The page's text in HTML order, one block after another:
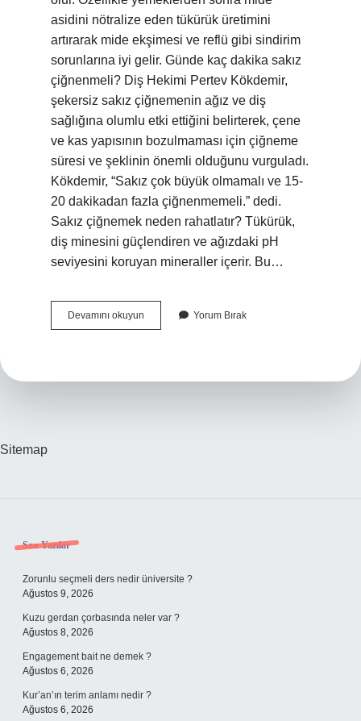
asidini nötralize eden tükürük üretimini
artırarak mide ekşimesi ve reflü gibi sindirim
sorunlarına iyi gelir. Günde kaç dakika sakız
çiğnenmeli? Diş Hekimi Pertev Kökdemir,
şekersiz sakız çiğnemenin ağız ve diş
sağlığına olumlu etki ettiğini belirterek, çene
ve kas yapısının bozulmaması için çiğneme
süresi ve şeklinin önemli olduğunu vurguladı.
Kökdemir, “Sakız çok büyük olmamalı ve 15-
20 dakikadan fazla çiğnenmemeli.” dedi.
Sakız çiğnemek neden rahatlatır? Tükürük,
diş minesini güçlendiren ve ağızdaki pH
seviyesini koruyan mineraller içerir. Bu…
Devamını okuyun
Çiğnemek
Yorum Bırak
Sitemap
Sidebar
Son Yazılar
Zorunlu seçmeli ders nedir üniversite ?
Ağustos 9, 2026
Kuzu gerdan çorbasında neler var ?
Ağustos 8, 2026
Engagement bait ne demek ?
Ağustos 6, 2026
Kur’an’ın terim anlamı nedir ?
Ağustos 6, 2026